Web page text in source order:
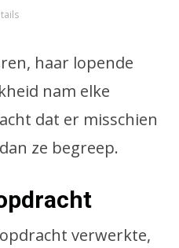
haar lopende
nam elke
dat er misschien
ze begreep.
verwerkte,